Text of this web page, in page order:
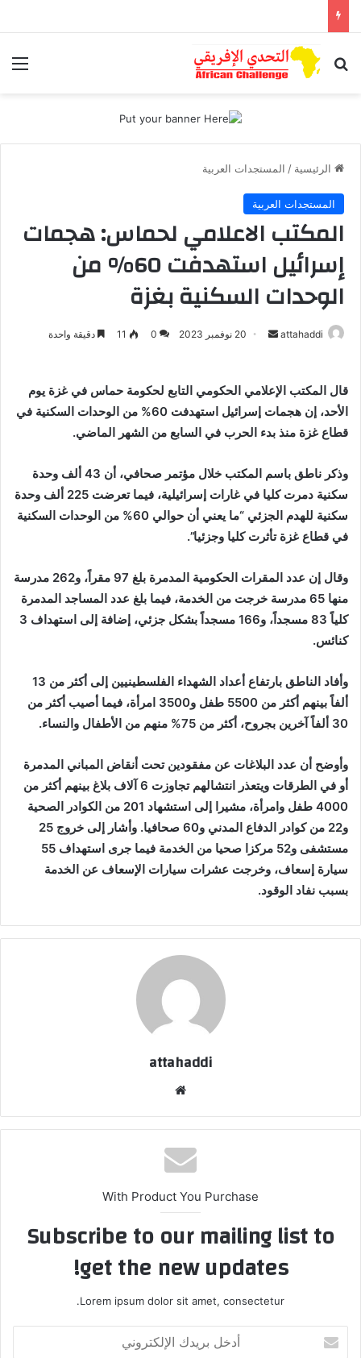
بحث عن
الرئيسية / المستجدات العربية
المستجدات العربية
المكتب الاعلامي لحماس: هجمات
إسرائيل استهدفت 60% من
الوحدات السكنية بغزة
attahaddi
أرسل 20 نوفمبر 2023 0
11 دقيقة واحدة
قال المكتب الإعلامي الحكومي التابع لحكومة حماس في غزة يوم
الأحد، إن هجمات إسرائيل استهدفت 60% من الوحدات السكنية في
قطاع غزة منذ بدء الحرب في السابع من الشهر الماضي.
وذكر ناطق باسم المكتب خلال مؤتمر صحافي، أن 43 ألف وحدة
سكنية دمرت كليا في غارات إسرائيلية، فيما تعرضت 225 ألف وحدة
سكنية للهدم الجزئي “ما يعني أن حوالي 60% من الوحدات السكنية
في قطاع غزة تأثرت كليا وجزئيا”.
وقال إن عدد المقرات الحكومية المدمرة بلغ 97 مقراً، و262 مدرسة
منها 65 مدرسة خرجت من الخدمة، فيما بلغ عدد المساجد المدمرة
كلياً 83 مسجداً، و166 مسجداً بشكل جزئي، إضافة إلى استهداف 3
كنائس.
وأفاد الناطق بارتفاع أعداد الشهداء الفلسطينيين إلى أكثر من 13
ألفاً بينهم أكثر من 5500 طفل و3500 امرأة، فيما أصيب أكثر من
30 ألفاً آخرين بجروح، أكثر من 75% منهم من الأطفال والنساء.
وأوضح أن عدد البلاغات عن مفقودين تحت أنقاض المباني المدمرة
أو في الطرقات ويتعذر انتشالهم تجاوزت 6 آلاف بلاغ بينهم أكثر من
4000 طفل وامرأة، مشيرا إلى استشهاد 201 من الكوادر الصحية
و22 من كوادر الدفاع المدني و60 صحافيا. وأشار إلى خروج 25
مستشفى و52 مركزا صحيا من الخدمة فيما جرى استهداف 55
سيارة إسعاف، وخرجت عشرات سيارات الإسعاف عن الخدمة
بسبب نفاد الوقود.
attahaddi
With Product You Purchase
Subscribe to our mailing list to
get the new updates!
Lorem ipsum dolor sit amet, consectetur.
بريدك